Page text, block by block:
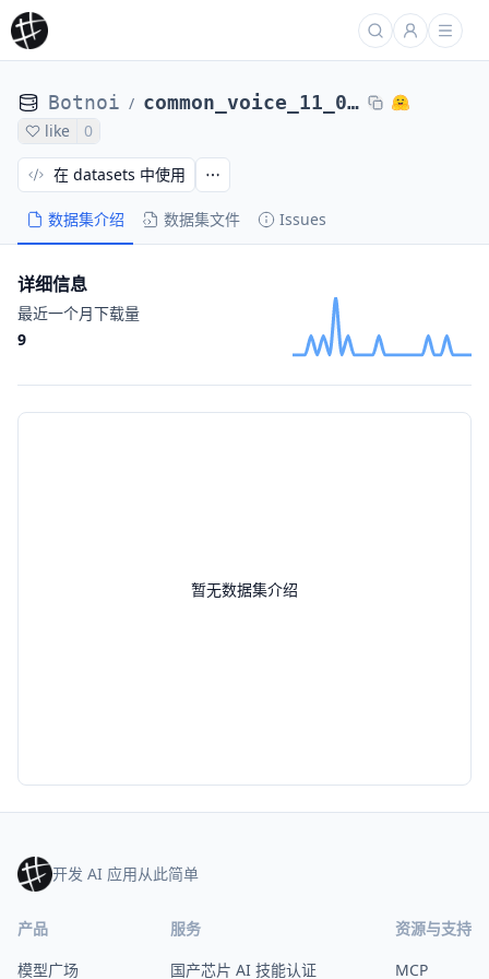
Botnoi / common_voice_11_0_th_w2v2
like 0
数据集介绍 数据集文件 Issues
在 datasets 中使用
暂无数据集介绍
详细信息
最近一个月下载量
9
开发 AI 应用从此简单
产品
模型广场
服务
国产芯片 AI 技能认证
资源与支持
MCP